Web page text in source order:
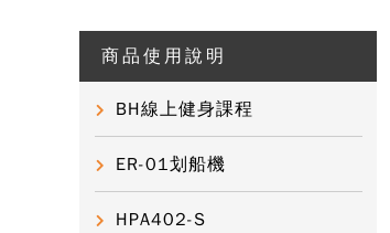
商品使用說明
BH線上健身課程
ER-01划船機
HPA402-S